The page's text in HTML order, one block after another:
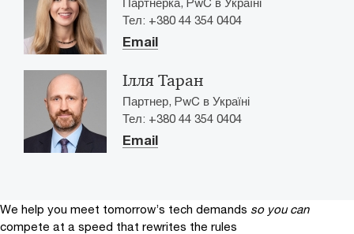
Тел: +380 44 354 0404
Email
Ілля Таран
Партнер, PwC в Україні
Тел: +380 44 354 0404
Email
We help you meet tomorrow’s tech demands so you can
compete at a speed that rewrites the rules